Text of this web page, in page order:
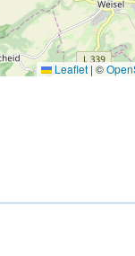
Leaflet | ©